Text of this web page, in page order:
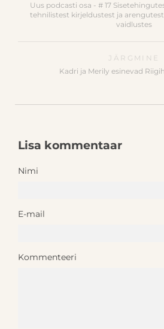
Uus podcasti osa - # 17
tehnilistest kirjeldustest ja
vaidlustes
JÄRGMINE
Kadri ja Merily esinevad
Lisa kommentaar
Nimi
E-mail
Kommenteeri